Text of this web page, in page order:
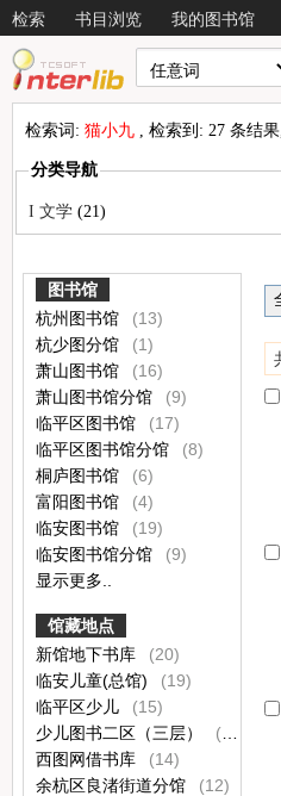
检索 书目浏览 我的图书馆
检索词: 猫小九 , 检索到: 27 条结
分类导航
I 文学(21)
图书馆
杭州图书馆
(13)
杭少图分馆
(1)
萧山图书馆
(16)
萧山图书馆分馆
(9)
临平区图书馆
(17)
临平区图书馆分馆
(8)
桐庐图书馆
(6)
富阳图书馆
(4)
临安图书馆
(19)
临安图书馆分馆
(9)
显示更多..
馆藏地点
新馆地下书库
(20)
临安儿童(总馆)
(19)
临平区少儿
(15)
少儿图书二区（三层）
(14)
西图网借书库
(14)
余杭区良渚街道分馆
(12)